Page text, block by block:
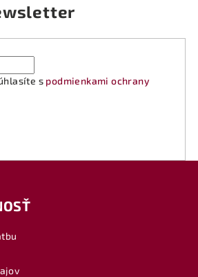
s podmienkami ochrany